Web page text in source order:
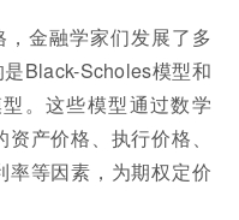
金融学家们发展了多
Black-Scholes模型和
。这些模型通过数学
产价格、执行价格、
率等因素，为期权定价